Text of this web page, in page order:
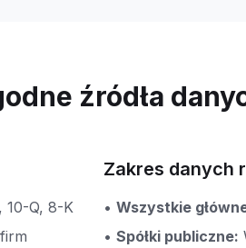
źródła
10-Q, 8-K
Zakres danych
• Wszystkie
• Spółki publiczne: